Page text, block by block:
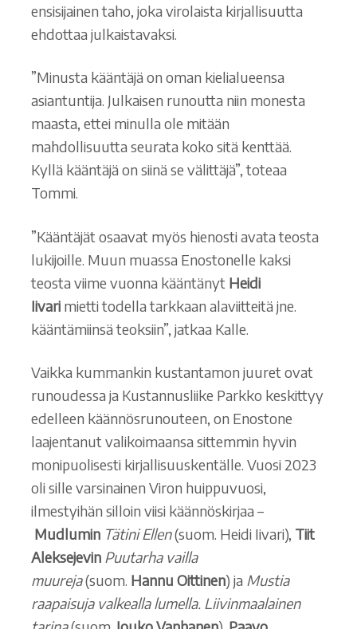
ensisijainen taho, joka virolaista kirjallisuutta
ehdottaa julkaistavaksi.
”Minusta kääntäjä on oman kielialueensa
asiantuntija. Julkaisen runoutta niin monesta
maasta, ettei minulla ole mitään
mahdollisuutta seurata koko sitä kenttää.
Kyllä kääntäjä on siinä se välittäjä”, toteaa
Tommi.
”Kääntäjät osaavat myös hienosti avata teosta
lukijoille. Muun muassa Enostonelle kaksi
teosta viime vuonna kääntänyt Heidi
Iivarimietti todella tarkkaan alaviitteitä jne.
kääntämiinsä teoksiin”, jatkaa Kalle.
Vaikka kummankin kustantamon juuret ovat
runoudessa ja Kustannusliike Parkko keskittyy
edelleen käännösrunouteen, on Enostone
laajentanut valikoimaansa sittemmin hyvin
monipuolisesti kirjallisuuskentälle. Vuosi 2023
oli sille varsinainen Viron huippuvuosi,
ilmestyihän silloin viisi käännöskirjaa –
Mudlumin Tätini Ellen(suom. Heidi Iivari), Tiit
Aleksejevin Puutarha vailla
muureja(suom. Hannu Oittinen) ja Mustia
raapaisuja valkealla lumella. Liivinmaalainen